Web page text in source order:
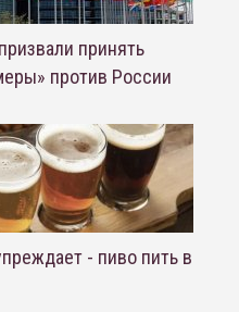
принять
против России
- пиво пить в